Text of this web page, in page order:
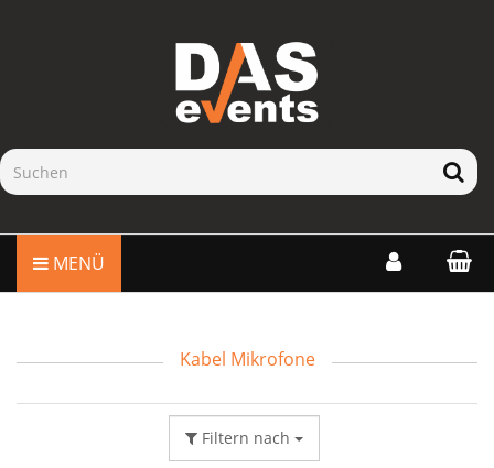
MENÜ
Kabel Mikrofone
Filtern nach